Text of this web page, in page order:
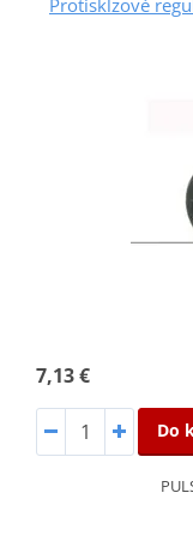
Protisklzové
7,13 €
Do